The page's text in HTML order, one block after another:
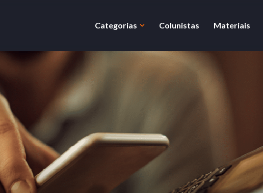
Categorias Colunistas Materiais